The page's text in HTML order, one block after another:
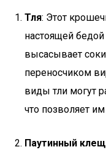
Тля: Этот
настоящей
высасывает соки
переносчиком
виды тли могут
что позволяет
Паутинный клещ